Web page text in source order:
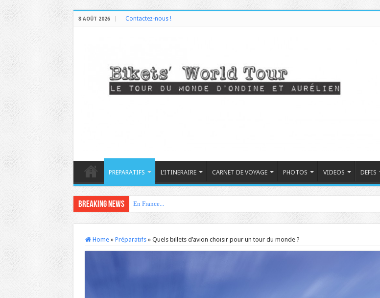
8 AOÛT 2026 Contactez-nous !
PREPARATIFS L’ITINERAIRE CARNET DE VOYAGE PHOTOS VIDEOS DEFIS
Breaking News En France...
Home » Préparatifs » Quels billets d’avion choisir pour un tour du monde ?